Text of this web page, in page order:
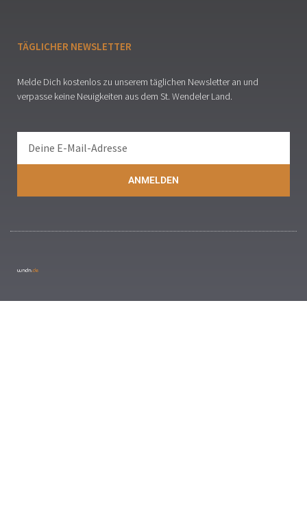
TÄGLICHER NEWSLETTER
Melde Dich kostenlos zu unserem täglichen Newsletter an und
verpasse keine Neuigkeiten aus dem St. Wendeler Land.
ANMELDEN